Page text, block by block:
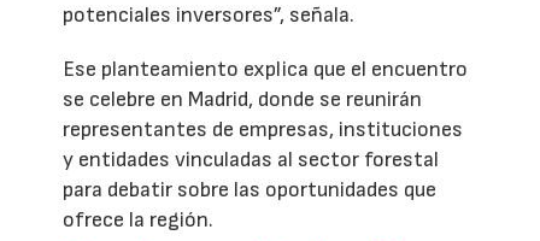
potenciales inversores”, señala.
Ese planteamiento explica que el encuentro
se celebre en Madrid, donde se reunirán
representantes de empresas, instituciones
y entidades vinculadas al sector forestal
para debatir sobre las oportunidades que
ofrece la región.